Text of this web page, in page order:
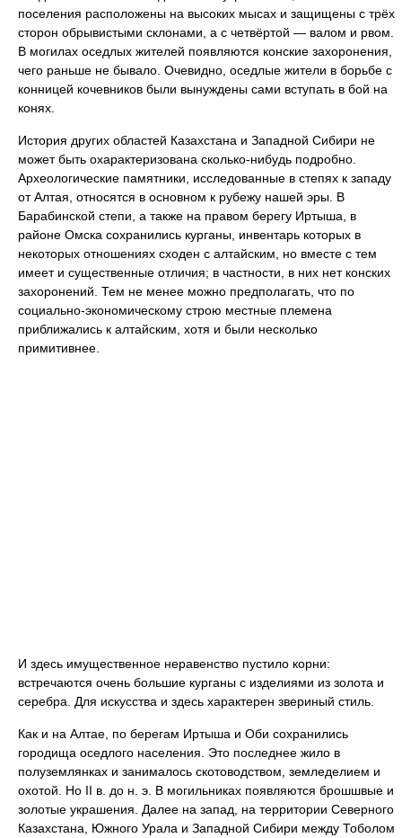
поселения расположены на высоких мысах и защищены с трёх
сторон обрывистыми склонами, а с четвёртой — валом и рвом.
В могилах оседлых жителей появляются конские захоронения,
чего раньше не бывало. Очевидно, оседлые жители в борьбе с
конницей кочевников были вынуждены сами вступать в бой на
конях.
История других областей Казахстана и Западной Сибири не
может быть охарактеризована сколько-нибудь подробно.
Археологические памятники, исследованные в степях к западу
от Алтая, относятся в основном к рубежу нашей эры. В
Барабинской степи, а также на правом берегу Иртыша, в
районе Омска сохранились курганы, инвентарь которых в
некоторых отношениях сходен с алтайским, но вместе с тем
имеет и существенные отличия; в частности, в них нет конских
захоронений. Тем не менее можно предполагать, что по
социально-экономическому строю местные племена
приближались к алтайским, хотя и были несколько
примитивнее.
И здесь имущественное неравенство пустило корни:
встречаются очень большие курганы с изделиями из золота и
серебра. Для искусства и здесь характерен звериный стиль.
Как и на Алтае, по берегам Иртыша и Оби сохранились
городища оседлого населения. Это последнее жило в
полуземлянках и занималось скотоводством, земледелием и
охотой. Но II в. до н. э. В могильниках появляются брошшвые и
золотые украшения. Далее на запад, на территории Северного
Казахстана, Южного Урала и Западной Сибири между Тоболом